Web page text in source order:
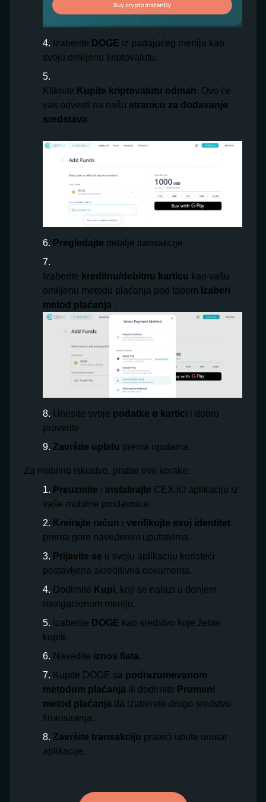
Izaberite DOGE iz padajućeg menija kao
svoju omiljenu kriptovalutu.
Kliknite Kupite kriptovalutu odmah. Ovo će
vas odvesti na našu stranicu za dodavanje
sredstava .
Pregledajte detalje transakcije.
Izaberite kreditnu/debitnu karticu kao vašu
omiljenu metodu plaćanja pod tabom Izaberi
metod plaćanja .
Unesite svoje podatke o kartici i dobro
proverite.
Završite uplatu prema uputama.
Za mobilno iskustvo, pratite ove korake:
Preuzmite i instalirajte CEX.IO aplikaciju iz
vaše mobilne prodavnice.
Kreirajte račun i verifikujte svoj identitet
prema gore navedenim uputstvima.
Prijavite se u svoju aplikaciju koristeći
postavljena akreditivna dokumenta.
Dodirnite Kupi, koji se nalazi u donjem
navigacionom meniju.
Izaberite DOGE kao sredstvo koje želite
kupiti.
Navedite iznos fiata.
Kupite DOGE sa podrazumevanom
metodom plaćanja ili dodirnite Promeni
metod plaćanja da izaberete drugo sredstvo
finansiranja.
Završite transakciju prateći upute unutar
aplikacije.